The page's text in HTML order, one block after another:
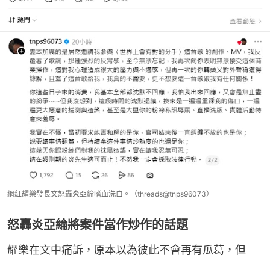
網紅耀樂發長文怒轟炎亞綸嗜血洗白。（threads@tnps96073）
怒轟炎亞綸將案件當作炒作的話題
耀樂在文中痛訴，原本以為彼此不會再有瓜葛，但